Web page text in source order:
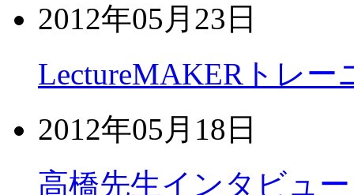
2012年05月23日
LectureMAKERトレ
2012年05月18日
高橋先生インタビュ